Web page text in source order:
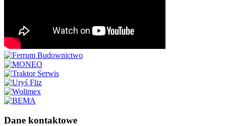
Dane kontaktowe